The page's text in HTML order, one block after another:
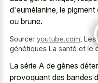
d'eumélanine, le
ou brune.
Source: youtube.com Les
génétiques La santé et le
La série A de gènes
provoquant des bandes